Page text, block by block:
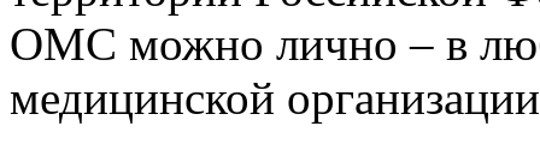
ОМС можно лично – в
медицинской